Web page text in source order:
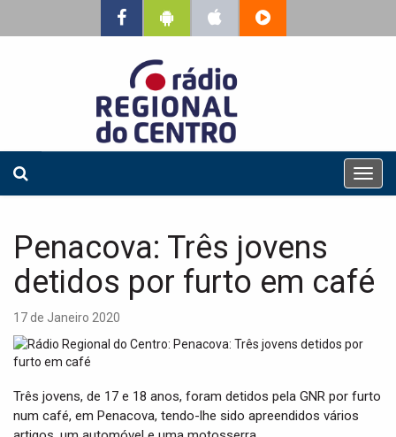
T
o
e
n
i
t
Penacova: Três jovens
detidos por furto em café
17 de Janeiro 2020
Três jovens, de 17 e 18 anos, foram detidos pela GNR por furto
num café, em Penacova, tendo-lhe sido apreendidos vários